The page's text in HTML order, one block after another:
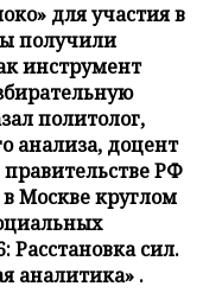
для участия в
получили
инструмент
политолог,
анализа, доцент
РФ
Москве круглом
Расстановка сил.
аналитика» .